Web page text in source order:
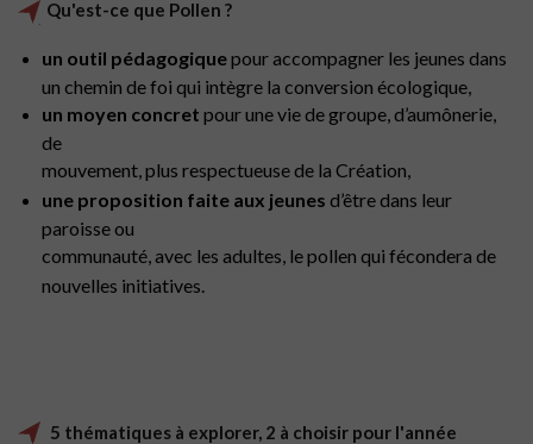
Qu'est-ce que Pollen ?
un outil pédagogiquepour accompagner les jeunes dans
un chemin de foi qui intègre la conversion écologique,
un moyen concret pour une vie de groupe, d’aumônerie,
de
mouvement, plus respectueuse de la Création,
une proposition faite aux jeunes d’être dans leur
paroisse ou
communauté, avec les adultes, le pollen qui fécondera de
nouvelles initiatives.
5 thématiques à explorer, 2 à choisir pour l'année